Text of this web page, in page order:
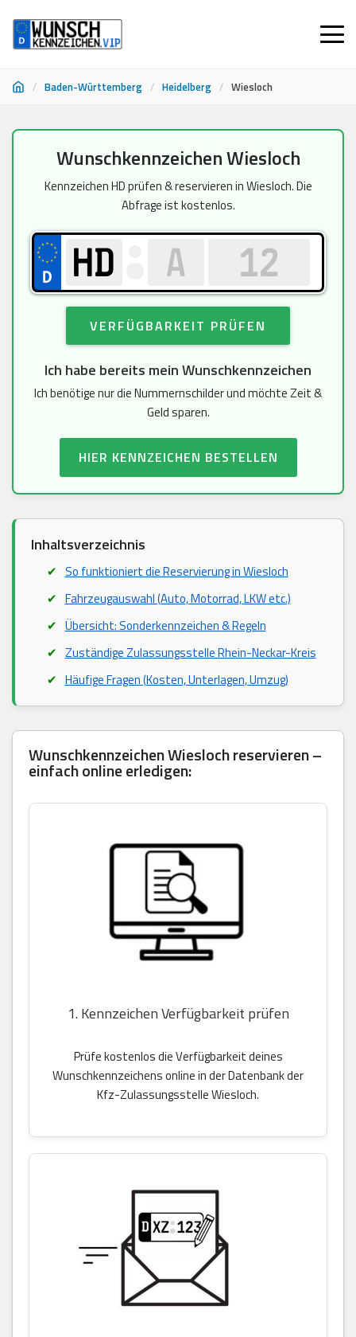
/ Baden-Württemberg / Heidelberg / Wiesloch
springen
Wunschkennzeichen Wiesloch
Kennzeichen HD prüfen & reservieren in Wiesloch. Die
Abfrage ist kostenlos.
VERFÜGBARKEIT PRÜFEN
Ich habe bereits mein Wunschkennzeichen
Ich benötige nur die Nummernschilder und möchte Zeit &
Geld sparen.
HIER KENNZEICHEN BESTELLEN
Inhaltsverzeichnis
So funktioniert die Reservierung in Wiesloch
Fahrzeugauswahl (Auto, Motorrad, LKW etc.)
Übersicht: Sonderkennzeichen & Regeln
Zuständige Zulassungsstelle Rhein-Neckar-Kreis
Häufige Fragen (Kosten, Unterlagen, Umzug)
Wunschkennzeichen Wiesloch reservieren –
einfach online erledigen:
1. Kennzeichen Verfügbarkeit prüfen
Prüfe kostenlos die Verfügbarkeit deines
Wunschkennzeichens online in der Datenbank der
Kfz-Zulassungsstelle Wiesloch.